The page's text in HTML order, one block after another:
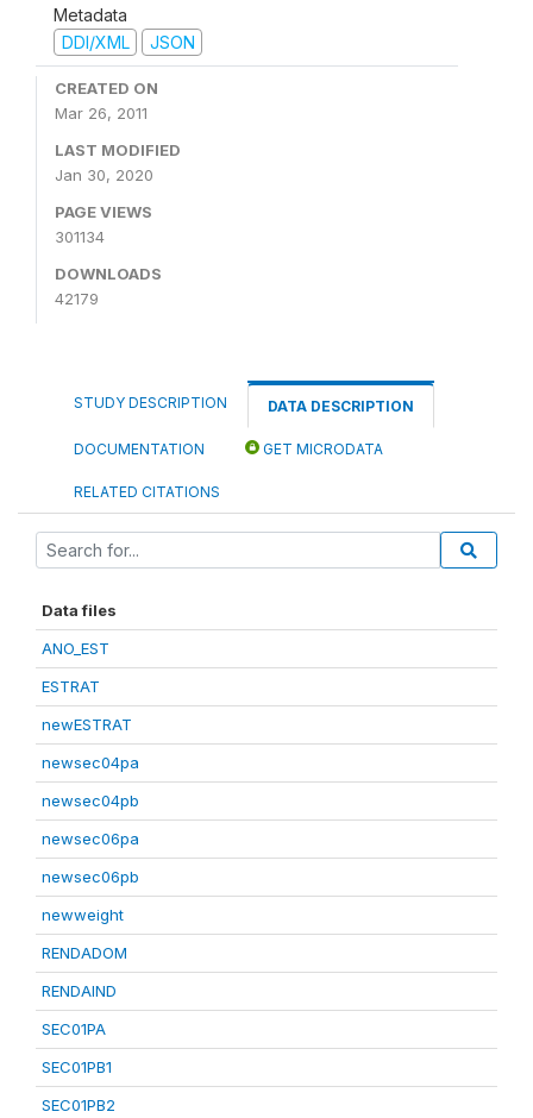
Metadata
DDI/XML
JSON
CREATED ON
Mar 26, 2011
LAST MODIFIED
Jan 30, 2020
PAGE VIEWS
301134
DOWNLOADS
42179
STUDY DESCRIPTION DATA DESCRIPTION
DOCUMENTATION GET MICRODATA
RELATED CITATIONS
Data files
ANO_EST
ESTRAT
newESTRAT
newsec04pa
newsec04pb
newsec06pa
newsec06pb
newweight
RENDADOM
RENDAIND
SEC01PA
SEC01PB1
SEC01PB2